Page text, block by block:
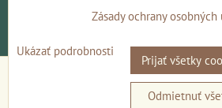
Zásady ochrany
Zásady ochrany osobných
Ukázať podrobnosti
Prijať všetky
Odmietnuť